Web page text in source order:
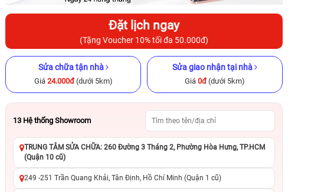
iPhone XS Max 64GB Cũ chính
hãng
4.490.000đ
10.990.000đ
-6.500.000đ
6.390.000đ 8.990.000đ
-2.600.000đ -3.400.000đ
Đặt lịch ngay
(Tặng Voucher 10% tối đa 50.000đ)
Sửa chữa tận nhà
Giá 24.000đ(dưới 5km)
Sửa giao nhận tại nhà
Giá 0đ(dưới 5km)
13 Hệ thống Showroom
TRUNG TÂM SỬA CHỮA: 260 Đường 3 Tháng 2, Phường Hòa Hưng, TP.HCM
(Quận 10 cũ)
249 -251 Trần Quang Khải, Tân Định, Hồ Chí Minh (Quận 1 cũ)